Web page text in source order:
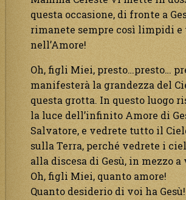
questa occasione, di fronte a
rimanete sempre così limpidi
nell’Amore!
Oh, figli Miei, presto…presto…
manifesterà la grandezza del
questa grotta. In questo luogo
la luce dell’infinito Amore di
Salvatore, e vedrete tutto il
sulla Terra, perché vedrete i
alla discesa di Gesù, in mezzo a
Oh, figli Miei, quanto amore!
Quanto desiderio di voi ha Gesù!